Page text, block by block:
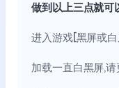
做到以上三点就可
进入游戏[黑屏或
加载一直白黑屏,